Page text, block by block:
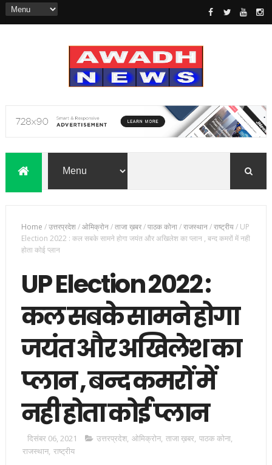
Home /उत्तरप्रदेश/ओमिक्रोन/ताजा ख़बर/पाठक कोना/राजस्थान/राष्ट्रीय/ UP
Election 2022 : कल सबके सामने होगा जयंत और अखिलेश का प्लान , बन्द कमरों में नही
होता कोई प्लान
UP Election 2022 :
कल सबके सामने होगा
जयंत और अखिलेश का
प्लान , बन्द कमरों में
नही होता कोई प्लान
दिसंबर 06, 2021 उत्तरप्रदेश, ओमिक्रोन, ताजा ख़बर, पाठक कोना,
राजस्थान, राष्ट्रीय